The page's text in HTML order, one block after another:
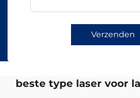
Verzenden
beste type laser voor